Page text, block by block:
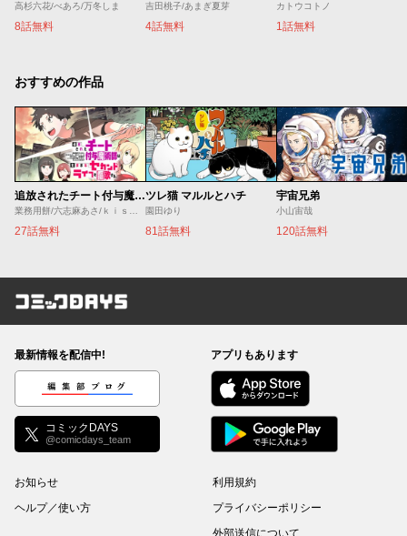
高杉六花/べあろ/万冬しま
8話無料
吉田桃子/あまぎ夏芽
4話無料
カトウコトノ
1話無料
おすすめの作品
追放されたチート付与魔術師は気ままなセカンドライフを謳歌する。 ～俺は武器だけじゃなく、あらゆるものに『強化ポイント』を付与できるし、俺の意思でいつでも効果を解除できるけど、残った人たち大丈夫？～
業務用餅/六志麻あさ/ｋｉｓｕｉ
27話無料
ツレ猫 マルルとハチ
園田ゆり
81話無料
宇宙兄弟
小山宙哉
120話無料
コミックDAYS
最新情報を配信中!
編集部ブログ
コミックDAYS
@comicdays_team
アプリもあります
お知らせ
ヘルプ／使い方
利用規約
プライバシーポリシー